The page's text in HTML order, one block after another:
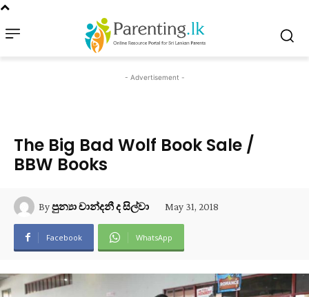
- Advertisement -
The Big Bad Wolf Book Sale /
BBW Books
Byපුන්‍යා චාන්දනී ද සිල්වා May 31, 2018
Facebook WhatsApp